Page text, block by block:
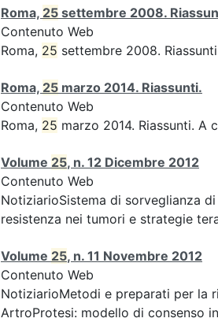
Roma, 25 settembre 2008.
Contenuto Web
Roma, 25 settembre 2008.
Roma, 25 marzo 2014. Riassunti.
Contenuto Web
Roma, 25 marzo 2014. Riassunti. A
Volume 25, n. 12 Dicembre 2012
Contenuto Web
NotiziarioSistema di sorveglianza
resistenza nei tumori e strategie
Volume 25, n. 11 Novembre 2012
Contenuto Web
NotiziarioMetodi e preparati per la
ArtroProtesi: modello di consenso